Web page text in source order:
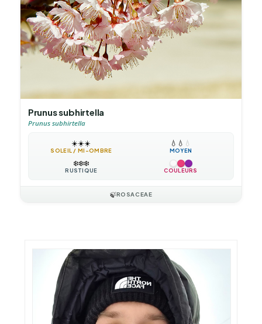
Prunus subhirtella
Prunus subhirtella
☀️☀️☀️
SOLEIL / MI-OMBRE
💧 💧 💧
MOYEN
❄️❄️❄️
RUSTIQUE COULEURS
🍃ROSACEAE